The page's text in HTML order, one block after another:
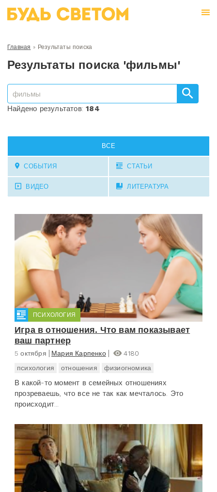
Главная » Результаты поиска
Результаты поиска 'фильмы'
Найдено результатов:184
ВСЕ
СОБЫТИЯ СТАТЬИ
ВИДЕО ЛИТЕРАТУРА
ПСИХОЛОГИЯ
Игра в отношения. Что вам показывает
ваш партнер
5 октября Мария Карпенко
4180
психология
отношения физиогномика
В какой-то момент в семейных отношениях
прозреваешь, что все не так как мечталось. Это
происходит...